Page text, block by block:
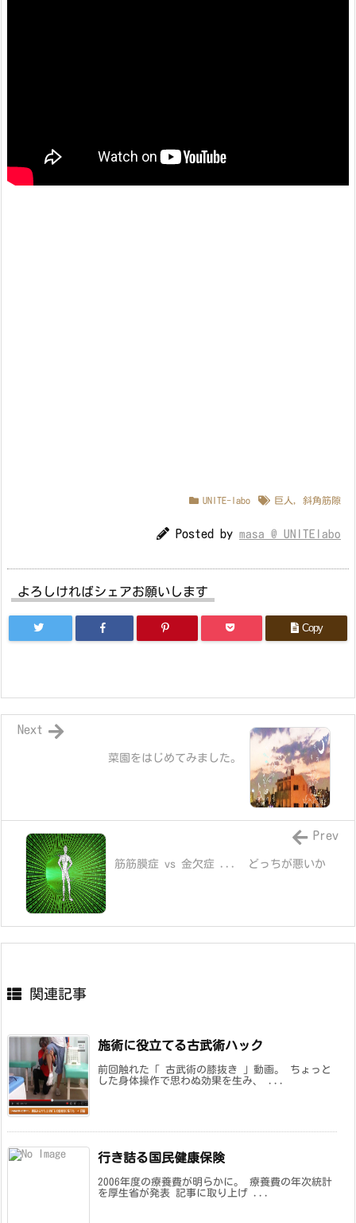
UNITE-labo 巨人 斜角筋隙
Posted by masa @ UNITElabo
よろしければシェアお願いします
Copy
菜園をはじめてみました。
Next
筋筋膜症 vs 金欠症 ... どっちが悪いか
Prev
関連記事
施術に役立てる古武術ハック
前回触れた「 古武術の膝抜き 」動画。 ちょっと
した身体操作で思わぬ効果を生み、 ...
行き詰る国民健康保険
2006年度の療養費が明らかに。 療養費の年次統計
を厚生省が発表 記事に取り上げ ...